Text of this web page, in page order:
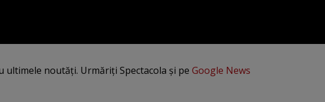
ultimele noutăți. Urmăriți Spectacola și pe Google News